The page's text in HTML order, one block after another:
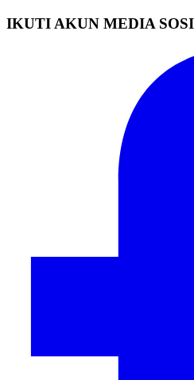
IKUTI AKUN MEDIA